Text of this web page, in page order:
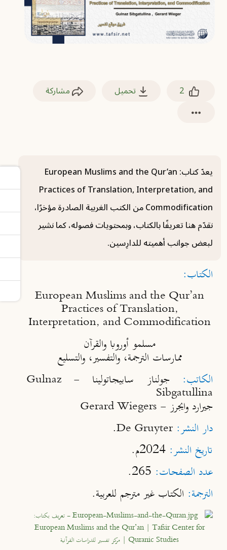
2 تحميل مشاركة
يعدّ كتاب: European Muslims and the Qur’an
Practices of Translation, Interpretation, and
Commodification من الكتب الغربية الصادرة مؤخرًا،
نقدّم هنا تعريفًا بالكتاب، وبمحتويات فصوله، كما نشير
لبعض جوانب أهميته للدارِسين.
الكتاب:
European Muslims and the Qur’an
Practices of Translation,
Interpretation, and Commodification
مسلمو أوروبا والقرآن
ممارسات الترجمة، والتفسير، والتسليع
الكاتب:جولناز سابيجاتولينا - Gulnaz
Sibgatullina
جيرارد وايجرز - Gerard Wiegers
دار النشر: De Gruyter
.
تاريخ النشر: 2024م.
عدد الصفحات: 265.
الترجمة: الكتاب غير مترجم للعربية.